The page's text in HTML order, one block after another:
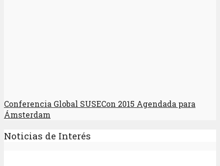
Conferencia Global SUSECon 2015 Agendada para
Ámsterdam
Noticias de Interés